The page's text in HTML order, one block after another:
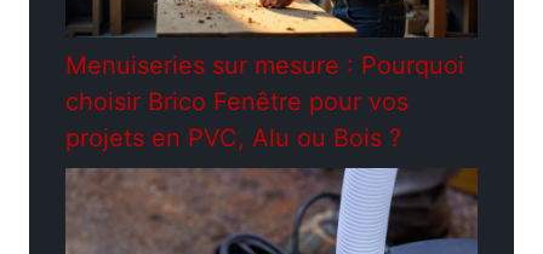
Menuiseries sur mesure : Pourquoi
choisir Brico Fenêtre pour vos
projets en PVC, Alu ou Bois ?